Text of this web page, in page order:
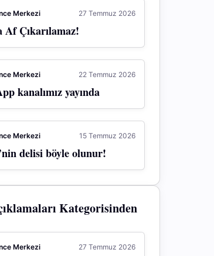
Merkezi 27 Temmuz 2026
Af Çıkarılamaz!
Merkezi 22 Temmuz 2026
kanalımız yayında
Merkezi 15 Temmuz 2026
delisi böyle olunur!
Kategorisinden
Merkezi 27 Temmuz 2026